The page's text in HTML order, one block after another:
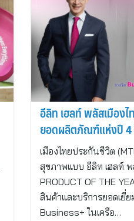
อีลิท เฮลท์ พลัสเมือง
ยอดผลิตภัณฑ์แห่งปี
เมืองไทยประกันชีวิต
สุขภาพแบบ อีลิท เฮลท์ พ
PRODUCT OF THE
สินค้าและบริการยอดเยี่
Business+ ในเครือ…